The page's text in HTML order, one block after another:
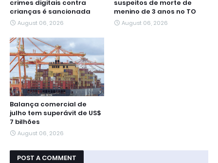
crimes digitais contra
crianças é sancionada
August 06, 2026
suspeitos de morte de
menino de 3 anos no TO
August 06, 2026
Balança comercial de
julho tem superávit de US$
7 bilhões
August 06, 2026
POST A COMMENT